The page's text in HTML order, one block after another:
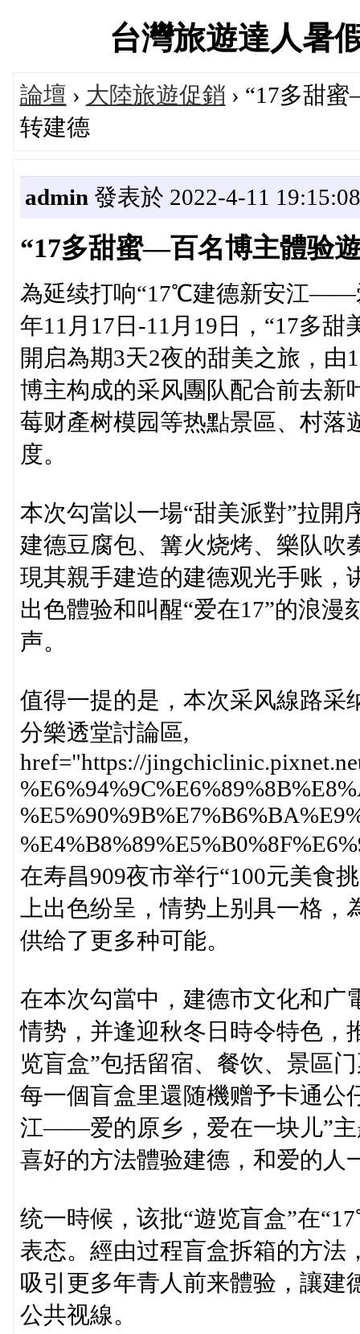
台灣旅遊達人暑
論壇 › 大陸旅遊促銷 › “17多甜
转建德
admin 發表於 2022-4-11 19:15:08
“17多甜蜜—百名博主體验
為延续打响“17℃建德新安江——
年11月17日-11月19日，“17多
開启為期3天2夜的甜美之旅，
博主构成的采风團队配合前去新
莓财產树模园等热點景區、村落
度。
本次勾當以一場“甜美派對”拉開
建德豆腐包、篝火烧烤、樂队吹
現其親手建造的建德观光手账，
出色體验和叫醒“爱在17”的浪
声。
值得一提的是，本次采风線路采
分樂透堂討論區,
href="https://
在寿昌909夜市举行“100元美食
上出色纷呈，情势上别具一格
供给了更多种可能。
在本次勾當中，建德市文化和广
情势，并逢迎秋冬日時令特色，
览盲盒”包括留宿、餐饮、景區
每一個盲盒里還随機赠予卡通
江——爱的原乡，爱在一块儿”主
喜好的方法體验建德，和爱的人
统一時候，该批“遊览盲盒”在
表态。經由过程盲盒拆箱的方法
吸引更多年青人前来體验，讓建
公共视線。